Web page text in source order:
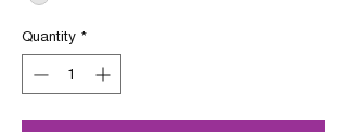
Quantity *